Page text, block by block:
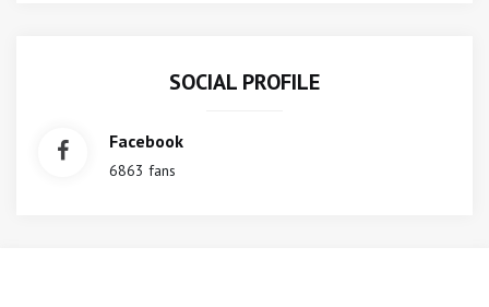
SOCIAL PROFILE
Facebook
6863 fans